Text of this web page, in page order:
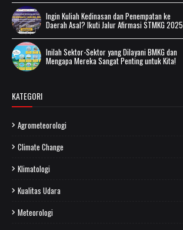
Ingin Kuliah Kedinasan dan Penempatan ke
Daerah Asal? Ikuti Jalur Afirmasi STMKG 2025
Inilah Sektor-Sektor yang Dilayani BMKG dan
Mengapa Mereka Sangat Penting untuk Kita!
KATEGORI
Agrometeorologi
Climate Change
Klimatologi
Kualitas Udara
Meteorologi